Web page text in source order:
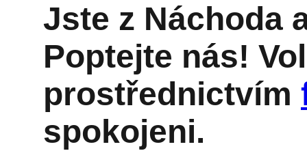
Jste z Náchoda
Poptejte nás!
prostřednictvím
spokojeni.